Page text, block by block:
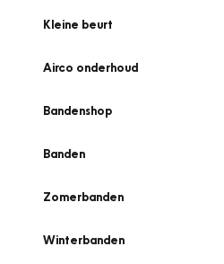
Kleine beurt
Airco onderhoud
Bandenshop
Banden
Zomerbanden
Winterbanden